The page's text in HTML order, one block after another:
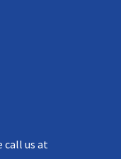
call us at